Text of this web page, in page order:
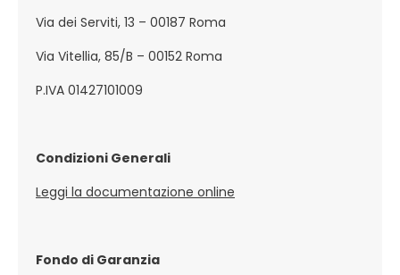
Via dei Serviti, 13 – 00187 Roma
Via Vitellia, 85/B – 00152 Roma
P.IVA 01427101009
Condizioni Generali
Leggi la documentazione online
Fondo di Garanzia